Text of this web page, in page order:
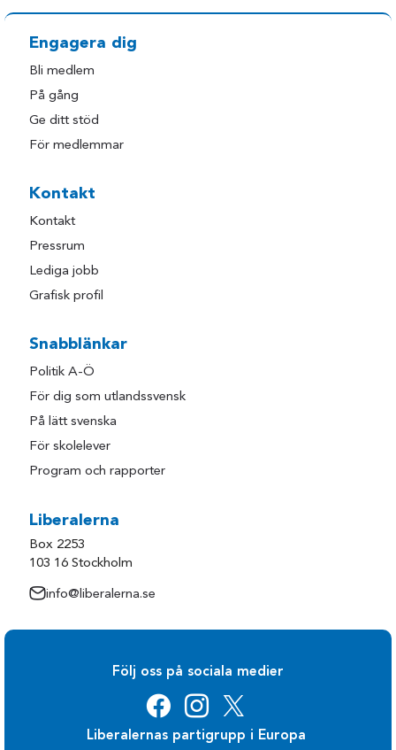
Engagera dig
Bli medlem
På gång
Ge ditt stöd
För medlemmar
Kontakt
Kontakt
Pressrum
Lediga jobb
Grafisk profil
Snabblänkar
Politik A-Ö
För dig som utlandssvensk
På lätt svenska
För skolelever
Program och rapporter
Liberalerna
Box 2253
103 16 Stockholm
info@liberalerna.se
Följ oss på sociala medier
Liberalernas partigrupp i Europa